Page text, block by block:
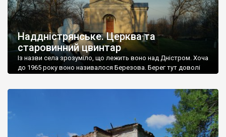
Наддністрянське. Церква та
старовинний цвинтар
Із назви села зрозуміло, що лежить воно над Дністром. Хоча
до 1965 року воно називалося Березова. Берег тут доволі
Наддністрянське відрізняється від більшості навколишніх
сіл. У селі є мурована Михайлівська церква. Точної дати […]